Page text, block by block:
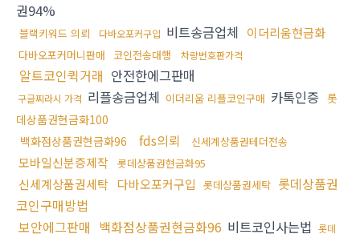
권94%
블랙키워드 의뢰 다바오포커구입 비트송금업체 이더리움현금화
다바오포커머니판매 코인전송대행 차량번호판가격
알트코인퀵거래 안전한에그판매
구글찌라시 가격 리플송금업체 이더리움 리플코인구매 카톡인증 롯
데상품권현금화100
백화점상품권현금화96
fds의뢰 신세계상품권테더전송
모바일신분증제작 롯데상품권현금화95
신세계상품권세탁 다바오포커구입 롯데상품권세탁 롯데상품권
코인구매방법
보안에그판매 백화점상품권현금화96 비트코인사는법 롯데